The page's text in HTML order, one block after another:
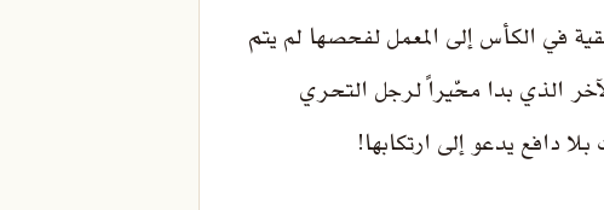
في الكأس إلى المعمل لفحصها لم يتم
الذي بدا محّيراً لرجل التحري
دافع يدعو إلى ارتكابها!